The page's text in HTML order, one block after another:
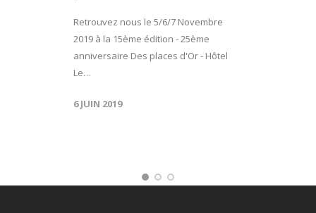
Retrouvez nous le 5/6/7 Novembre
2019 à la 15ème édition - 25ème
anniversaire Des places d'Or - Hôtel
Le…
6 JUIN 2019